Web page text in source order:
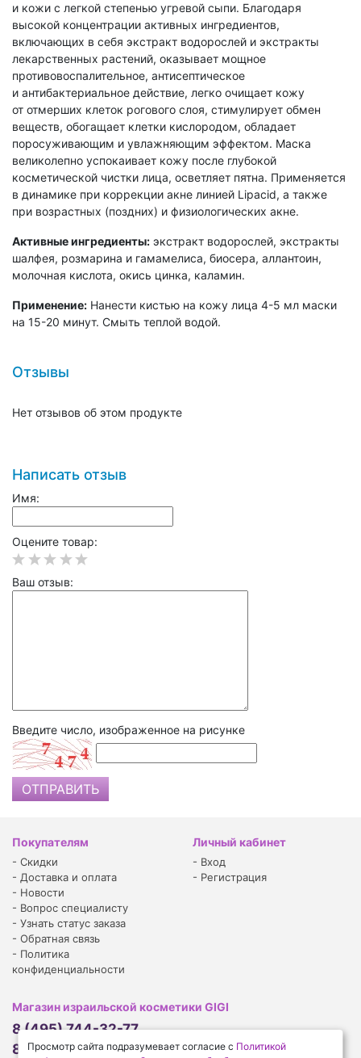
и кожи с легкой степенью угревой сыпи. Благодаря
высокой концентрации активных ингредиентов,
включающих в себя экстракт водорослей и экстракты
лекарственных растений, оказывает мощное
противовоспалительное, антисептическое
и антибактериальное действие, легко очищает кожу
от отмерших клеток рогового слоя, стимулирует обмен
веществ, обогащает клетки кислородом, обладает
поросуживающим и увлажняющим эффектом. Маска
великолепно успокаивает кожу после глубокой
косметической чистки лица, осветляет пятна. Применяется
в динамике при коррекции акне линией Lipacid, а также
при возрастных (поздних) и физиологических акне.
Активные ингредиенты: экстракт водорослей, экстракты
шалфея, розмарина и гамамелиса, биосера, аллантоин,
молочная кислота, окись цинка, каламин.
Применение: Нанести кистью на кожу лица 4-5 мл маски
на 15-20 минут. Смыть теплой водой.
Отзывы
Нет отзывов об этом продукте
Написать отзыв
Имя:
Оцените товар:
Ваш отзыв:
Введите число, изображенное на рисунке
Покупателям
- Скидки
- Доставка и оплата
- Новости
- Вопрос специалисту
- Узнать статус заказа
- Обратная связь
- Политика
конфиденциальности
Личный кабинет
- Вход
- Регистрация
Магазин израильской косметики GIGI
8 (495) 744-32-77
8 (926) 910-14-77
Просмотр сайта подразумевает согласие с Политикой